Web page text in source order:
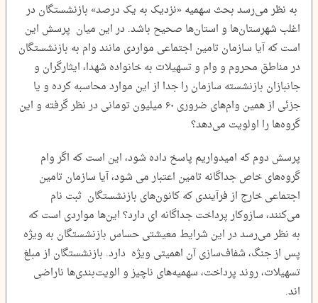
به نظر می‌رسد بحث سهمیه «نزدیک به یک درصد» بازنشستگان در
اغلب شهرستان‌ها و استان‌ها صحیح باشد. در این میان پرسش این
است که آیا سازمان تامین اجتماعی مواردی مانند وام به بازنشستگان
در مناطق محروم و وام و تسهیلات به خانواده شهدا، ایثارگران و
جانبازان بازنشسته سازمان را جدا از این موارد محاسبه کرده و یا
جزئی از همین وام‌های ضروری ۶۰ میلیون تومانی در نظر گرفته و این
گروه‌ها را اولویت می‌دهد؟
پرسش دوم که امیدواریم پاسخ داده شود، این است که اگر وام
گروه‌های خاص جداگانه تامین اعتبار می شود، آیا سازمان تامین
اجتماعی خارج از فرآیندی که کانون‌های بازنشستگان ثبت نام
می‌کنند، سازوکار پرداخت جداگانه ای دارد؟ این‌ها مواردی است که
به نظر می‌رسد در این شرایط معیشتی حساس بازنشستگان به ویژه
پس از جنگ، شفاف‌سازی آن اهمیتی ویژه دارد. بازنشستگان از مبلغ
تسهیلات، روند پرداخت، سهمیه‌های ناچیز و الویت‌بندی‌ها ناراضی
اند.